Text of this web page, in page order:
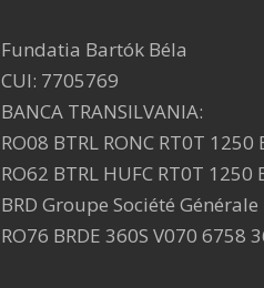
Fundatia Bartók Béla
CUI: 7705769
BANCA TRANSILVANIA:
RO08 BTRL RONC RT0T 1250
RO62 BTRL HUFC RT0T 1250
BRD Groupe Société
RO76 BRDE 360S V070 6758